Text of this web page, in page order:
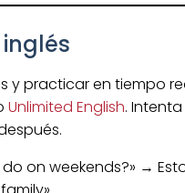
y practicar en tiempo
Unlimited English.
on weekends?» →